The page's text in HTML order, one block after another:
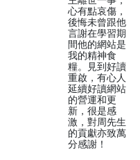
心有點哀傷，
後悔未曾跟他
言謝在學習期
間他的網站是
我的精神食
糧。見到好讀
重啟，有心人
延續好讀網站
的營運和更
新，很是感
激，對周先生
的貢獻亦致萬
分感謝！